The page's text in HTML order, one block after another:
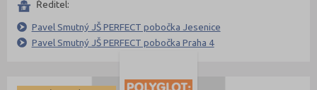
Ředitel:
Pavel Smutný JŠ PERFECT pobočka Jesenice
Pavel Smutný JŠ PERFECT pobočka Praha 4